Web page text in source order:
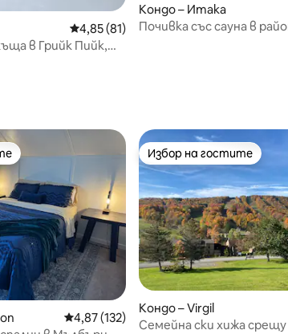
Средна оценка: 4,85 от 5, 81 отзива
4,85 (81)
в Грийк Пийк,
Кондо – Итака
Почивка със сауна в
Средна оценка: 4,87 от 5, 132 отзива
4,87 (132)
Избор на гостите
Избор на гостите
Кондо – Virgil
Семейна ски хижа срещу